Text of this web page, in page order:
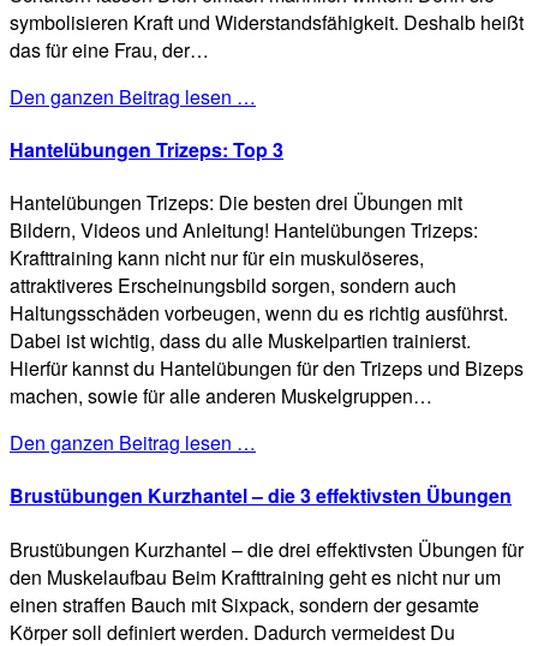
symbolisieren Kraft und Widerstandsfähigkeit. Deshalb heißt
das für eine Frau, der…
Den ganzen Beitrag lesen …
Hantelübungen Trizeps: Top 3
Hantelübungen Trizeps: Die besten drei Übungen mit
Bildern, Videos und Anleitung! Hantelübungen Trizeps:
Krafttraining kann nicht nur für ein muskulöseres,
attraktiveres Erscheinungsbild sorgen, sondern auch
Haltungsschäden vorbeugen, wenn du es richtig ausführst.
Dabei ist wichtig, dass du alle Muskelpartien trainierst.
Hierfür kannst du Hantelübungen für den Trizeps und Bizeps
machen, sowie für alle anderen Muskelgruppen…
Den ganzen Beitrag lesen …
Brustübungen Kurzhantel – die 3 effektivsten Übungen
Brustübungen Kurzhantel – die drei effektivsten Übungen für
den Muskelaufbau Beim Krafttraining geht es nicht nur um
einen straffen Bauch mit Sixpack, sondern der gesamte
Körper soll definiert werden. Dadurch vermeidest Du